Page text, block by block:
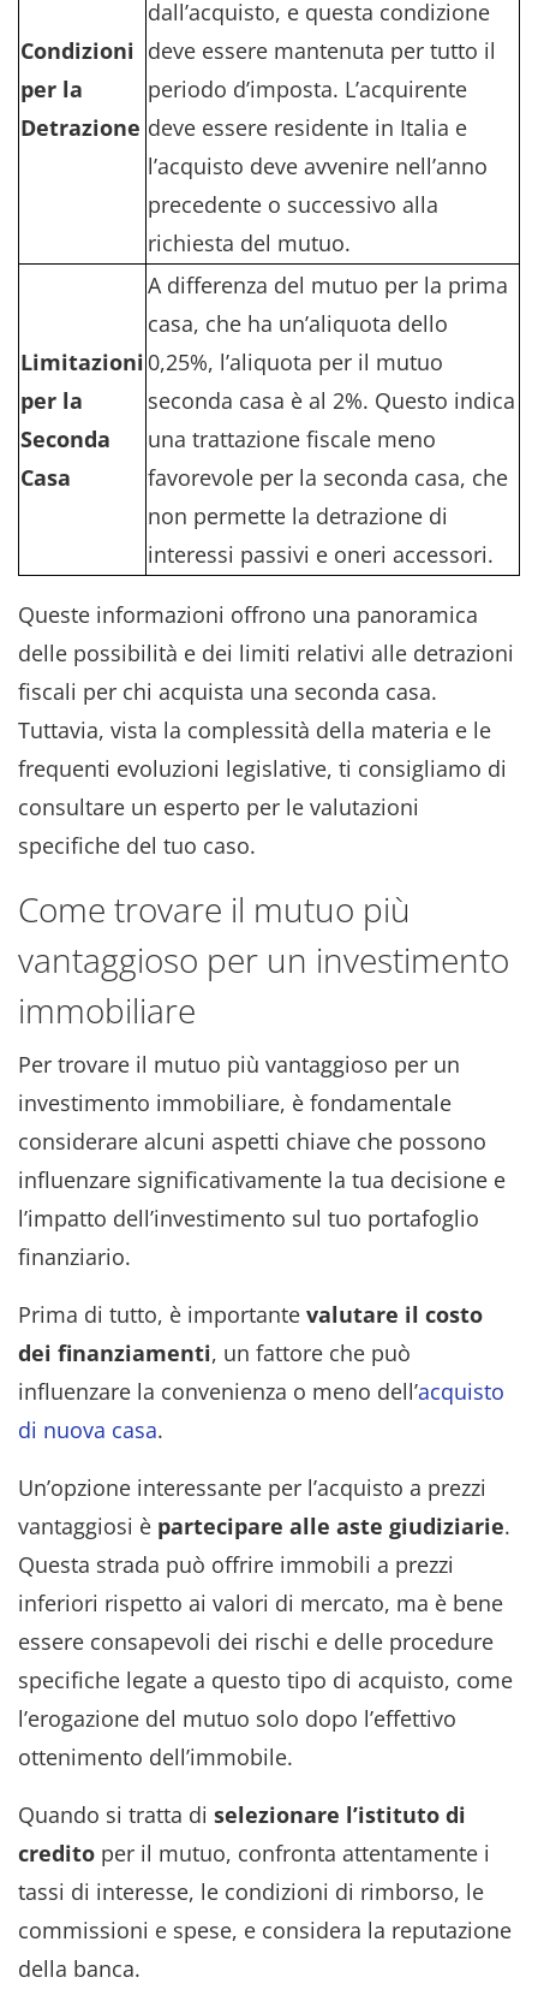
Condizioni
per la
Detrazione
dall’acquisto, e questa condizione
deve essere mantenuta per tutto il
periodo d’imposta. L’acquirente
deve essere residente in Italia e
l’acquisto deve avvenire nell’anno
precedente o successivo alla
richiesta del mutuo.
Limitazioni
per la
Seconda
Casa
A differenza del mutuo per la prima
casa, che ha un’aliquota dello
0,25%, l’aliquota per il mutuo
seconda casa è al 2%. Questo indica
una trattazione fiscale meno
favorevole per la seconda casa, che
non permette la detrazione di
interessi passivi e oneri accessori.
Queste informazioni offrono una panoramica
delle possibilità e dei limiti relativi alle detrazioni
fiscali per chi acquista una seconda casa.
Tuttavia, vista la complessità della materia e le
frequenti evoluzioni legislative, ti consigliamo di
consultare un esperto per le valutazioni
specifiche del tuo caso.
Come trovare il mutuo più
vantaggioso per un investimento
immobiliare
Per trovare il mutuo più vantaggioso per un
investimento immobiliare, è fondamentale
considerare alcuni aspetti chiave che possono
influenzare significativamente la tua decisione e
l’impatto dell’investimento sul tuo portafoglio
finanziario.
Prima di tutto, è importante valutare il costo
dei finanziamenti, un fattore che può
influenzare la convenienza o meno dell’acquisto
di nuova casa.
Un’opzione interessante per l’acquisto a prezzi
vantaggiosi è partecipare alle aste giudiziarie.
Questa strada può offrire immobili a prezzi
inferiori rispetto ai valori di mercato, ma è bene
essere consapevoli dei rischi e delle procedure
specifiche legate a questo tipo di acquisto, come
l’erogazione del mutuo solo dopo l’effettivo
ottenimento dell’immobile.
Quando si tratta di selezionare l’istituto di
credito per il mutuo, confronta attentamente i
tassi di interesse, le condizioni di rimborso, le
commissioni e spese, e considera la reputazione
della banca.